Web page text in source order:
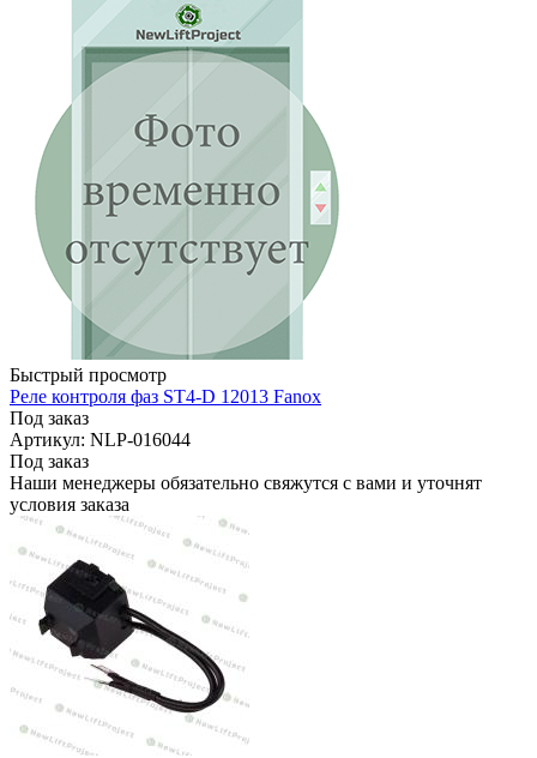
Быстрый просмотр
Реле контроля фаз ST4-D 12013 Fanox
Под заказ
Артикул: NLP-016044
Под заказ
Наши менеджеры обязательно свяжутся с вами и уточнят
условия заказа